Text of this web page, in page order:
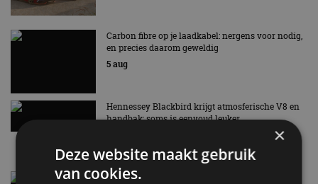
Carbon fibre op je laadkabel: nergens voor nodig,
en precies daarom geweldig
5 aug
Hennessey Blackbird krijgt atmosferische V8 en
handbak: soms is eenvoud leuker
Audi A2 e-Tron mikt op verbruik van 12,8 kWh
×
Deze website maakt gebruik
van cookies.